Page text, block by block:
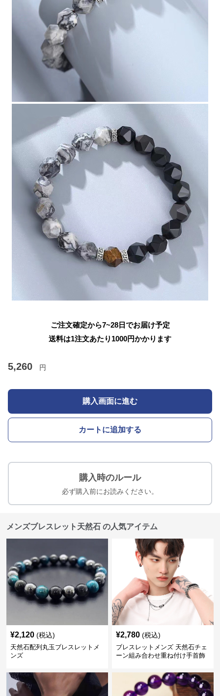
ご注文確定から7~28日でお届け予定
送料は1注文あたり 1000円かかります
5,260 円
購入画面に進む
カートに追加する
購入時のルール
必ず購入前にお読みください。
メンズブレスレット天然石 の人気アイテム
¥2,120 (税込)
天然石配列丸玉ブレスレットメ
ンズ
¥2,780 (税込)
ブレスレットメンズ 天然石チェ
ーン組み合わせ重ね付け手首飾